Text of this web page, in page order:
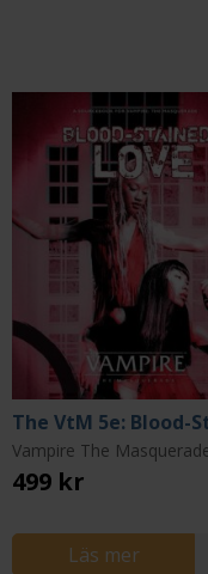
499 kr
Läs mer